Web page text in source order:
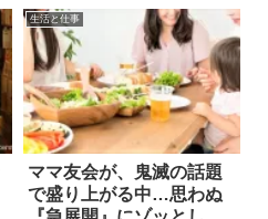
生活と仕事
ママ友会が、鬼滅の話題
で盛り上がる中…思わぬ